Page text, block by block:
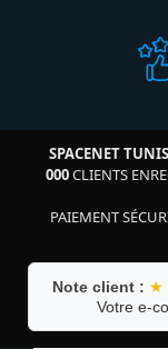
SPACENET
000CLIENTS
PAIEMENT
Note client : ★
Votre e-